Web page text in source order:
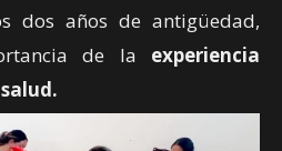
dos años de antigüedad,
de la experiencia